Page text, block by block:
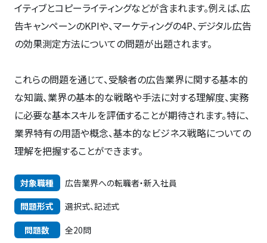
イティブとコピーライティングなどが含まれます。例えば、広
告キャンペーンのKPIや、マーケティングの4P、デジタル広告
の効果測定方法についての問題が出題されます。
これらの問題を通じて、受験者の広告業界に関する基本的
な知識、業界の基本的な戦略や手法に対する理解度、実務
に必要な基本スキルを評価することが期待されます。特に、
業界特有の用語や概念、基本的なビジネス戦略についての
理解を把握することができます。
対象職種
広告業界への転職者・新入社員
問題形式
選択式、記述式
問題数
全20問